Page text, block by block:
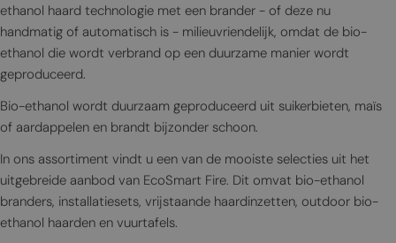
ethanol haard technologie met een brander - of deze nu
handmatig of automatisch is - milieuvriendelijk, omdat de bio-
ethanol die wordt verbrand op een duurzame manier wordt
geproduceerd.
Bio-ethanol wordt duurzaam geproduceerd uit suikerbieten, maïs
of aardappelen en brandt bijzonder schoon.
In ons assortiment vindt u een van de mooiste selecties uit het
uitgebreide aanbod van EcoSmart Fire. Dit omvat bio-ethanol
branders, installatiesets, vrijstaande haardinzetten, outdoor bio-
ethanol haarden en vuurtafels.